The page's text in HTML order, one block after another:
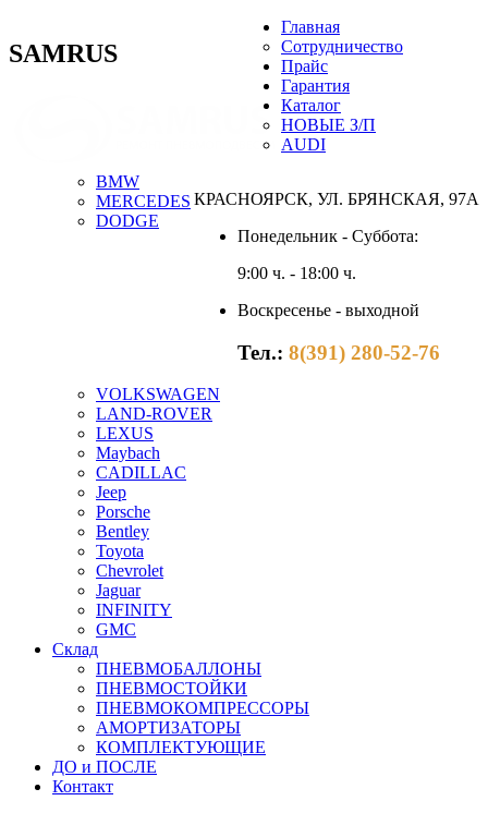
SAMRUS
КРАСНОЯРСК, УЛ. БРЯНСКАЯ, 97А
Понедельник - Суббота:
9:00 ч. - 18:00 ч.
Воскресенье - выходной
Тел.: 8(391) 280-52-76
Главная
Сотрудничество
Прайс
Гарантия
Каталог
НОВЫЕ З/П
AUDI
BMW
MERCEDES
DODGE
VOLKSWAGEN
LAND-ROVER
LEXUS
Maybach
CADILLAC
Jeep
Porsche
Bentley
Toyota
Chevrolet
Jaguar
INFINITY
GMC
Склад
ПНЕВМОБАЛЛОНЫ
ПНЕВМОСТОЙКИ
ПНЕВМОКОМПРЕССОРЫ
АМОРТИЗАТОРЫ
КОМПЛЕКТУЮЩИЕ
ДО и ПОСЛЕ
Контакт